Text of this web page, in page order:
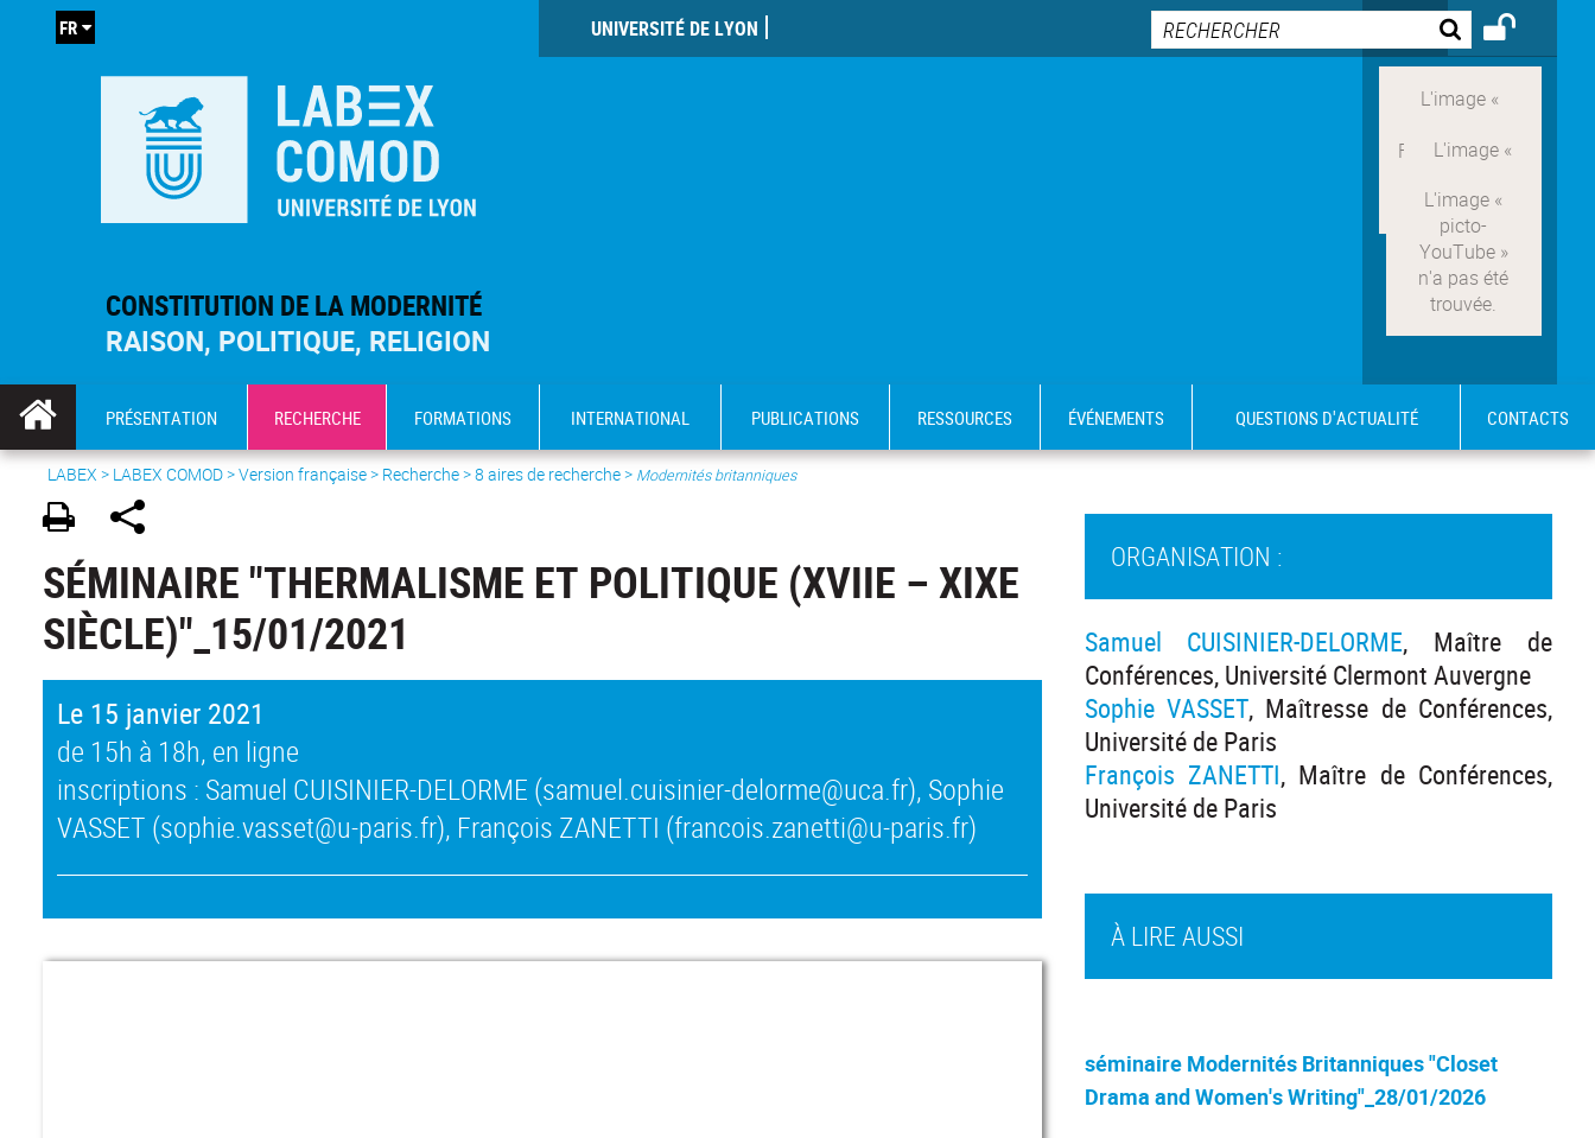
CONSTITUTION DE LA MODERNITÉ
RAISON, POLITIQUE, RELIGION
UNIVERSITÉ DE LYON
FR
PRÉSENTATION RECHERCHE FORMATIONS INTERNATIONAL PUBLICATIONS RESSOURCES ÉVÉNEMENTS QUESTIONS D'ACTUALITÉ CONTACTS
LABEX > LABEX COMOD>Version française> Recherche >8 aires de recherche> Modernités britanniques
SÉMINAIRE "THERMALISME ET POLITIQUE (XVIIE – XIXE
SIÈCLE)"_15/01/2021
Le 15 janvier 2021
de 15h à 18h, en ligne
inscriptions : Samuel CUISINIER-DELORME (samuel.cuisinier-delorme@uca.fr), Sophie
VASSET (sophie.vasset@u-paris.fr), François ZANETTI (francois.zanetti@u-paris.fr)
À LIRE AUSSI
séminaire Modernités Britanniques "Closet
Drama and Women's Writing"_28/01/2026
ORGANISATION :
Samuel CUISINIER-DELORME, Maître de
Conférences, Université Clermont Auvergne
Sophie VASSET, Maîtresse de Conférences,
Université de Paris
François ZANETTI, Maître de Conférences,
Université de Paris